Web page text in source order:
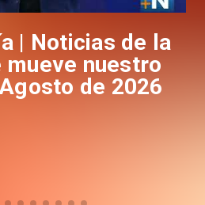
Día | Noticias de
que mueve
de Agosto de